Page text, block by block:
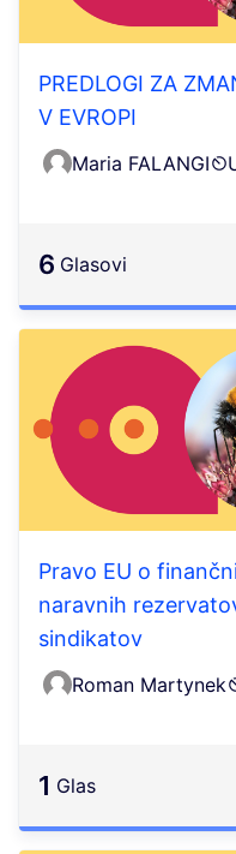
PREDLOGI ZA
V EVROPI
Maria FALANGI
6 Glasovi
Pravo EU o
naravnih
sindikatov
Roman Martynek
1 Glas